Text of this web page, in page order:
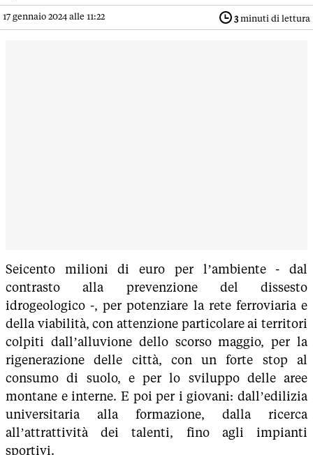
17 gennaio 2024 alle 11:22 3minuti di lettura
Seicento milioni di euro per l’ambiente - dal
contrasto alla prevenzione del dissesto
idrogeologico -, per potenziare la rete ferroviaria e
della viabilità, con attenzione particolare ai territori
colpiti dall’alluvione dello scorso maggio, per la
rigenerazione delle città, con un forte stop al
consumo di suolo, e per lo sviluppo delle aree
montane e interne. E poi per i giovani: dall’edilizia
universitaria alla formazione, dalla ricerca
all’attrattività dei talenti, fino agli impianti
sportivi.